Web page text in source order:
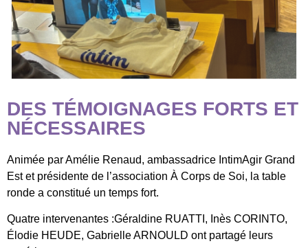
DES TÉMOIGNAGES FORTS ET
NÉCESSAIRES
Animée par Amélie Renaud, ambassadrice IntimAgir Grand
Est et présidente de l’association À Corps de Soi, la table
ronde a constitué un temps fort.
Quatre intervenantes :Géraldine RUATTI, Inès CORINTO,
Élodie HEUDE, Gabrielle ARNOULD ont partagé leurs